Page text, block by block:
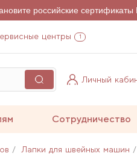
российские
центры 1
Личный
Сотрудничество
Лапки для швейных машин